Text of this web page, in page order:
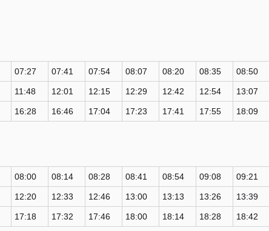
07:27 07:41 07:54 08:07 08:20 08:35 08:50
11:48 12:01 12:15 12:29 12:42 12:54 13:07
16:28 16:46 17:04 17:23 17:41 17:55 18:09
08:00 08:14 08:28 08:41 08:54 09:08 09:21
12:20 12:33 12:46 13:00 13:13 13:26 13:39
17:18 17:32 17:46 18:00 18:14 18:28 18:42